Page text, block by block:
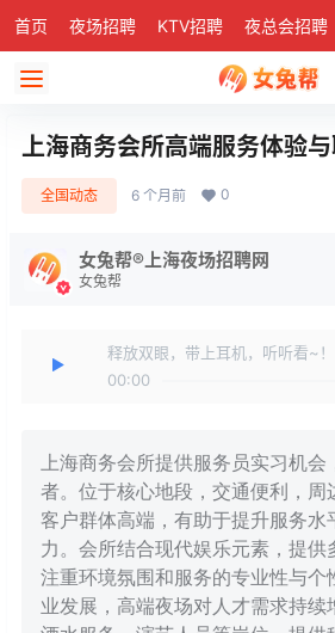
首页 夜场招聘 KTV招聘 夜总会招聘
上海商务会所高端服务体验
全国动态 6 个月前 0
女兔帮®上海夜场招聘网
女兔帮
释放双眼，带上耳机，听听看~！
00:00
上海商务会所提供服务员实习机会
者。位于核心地段，交通便利，周
客户群体高端，有助于提升服务水
力。会所结合现代娱乐元素，提供
注重环境氛围和服务的专业性与个
业发展，高端夜场对人才需求持续